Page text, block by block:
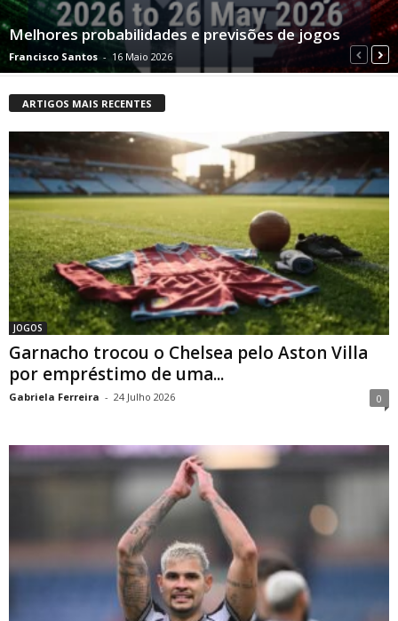
Melhores probabilidades e previsões de jogos
Francisco Santos - 16 Maio 2026
ARTIGOS MAIS RECENTES
JOGOS
Garnacho trocou o Chelsea pelo Aston Villa
por empréstimo de uma...
Gabriela Ferreira - 24 Julho 2026 0